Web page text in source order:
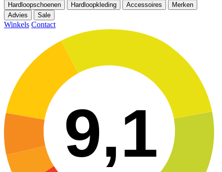
Hardloopschoenen Hardloopkleding Accessoires
Merken
Advies
Sale
Winkels Contact
9,1